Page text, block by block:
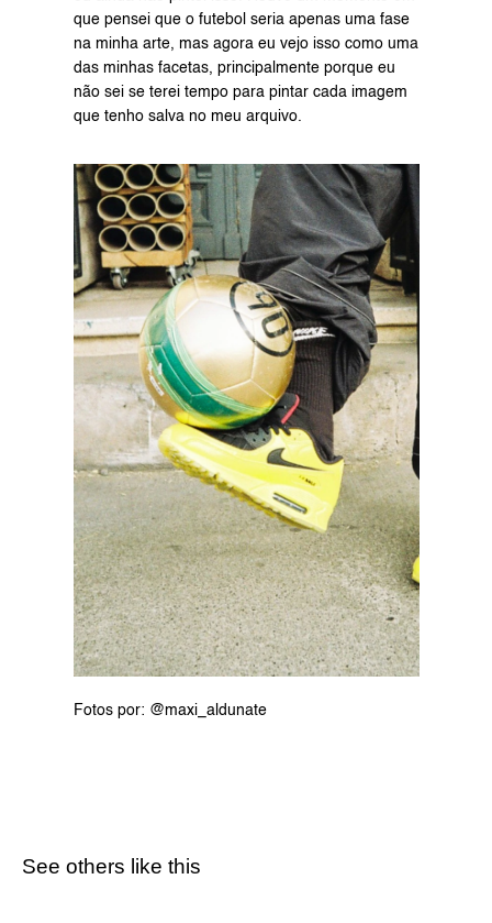
que pensei que o futebol seria apenas uma fase
na minha arte, mas agora eu vejo isso como uma
das minhas facetas, principalmente porque eu
não sei se terei tempo para pintar cada imagem
que tenho salva no meu arquivo.
Fotos por: @maxi_aldunate
See others like this